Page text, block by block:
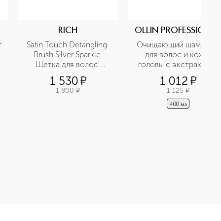
RICH
Satin Touch Detangling
Brush Silver Sparkle
Щетка для волос
серебряная
1 530¤
1 800 ¤
OLLIN PROFESSIONAL
Очищающий шампунь
для волос и кожи
головы с экстрактом
бамбука
1 012 ¤
1 125 ¤
400 мл